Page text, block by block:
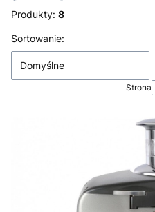
Produkty: 8
Lista produktów
Sortowanie:
Domyślne
Strona